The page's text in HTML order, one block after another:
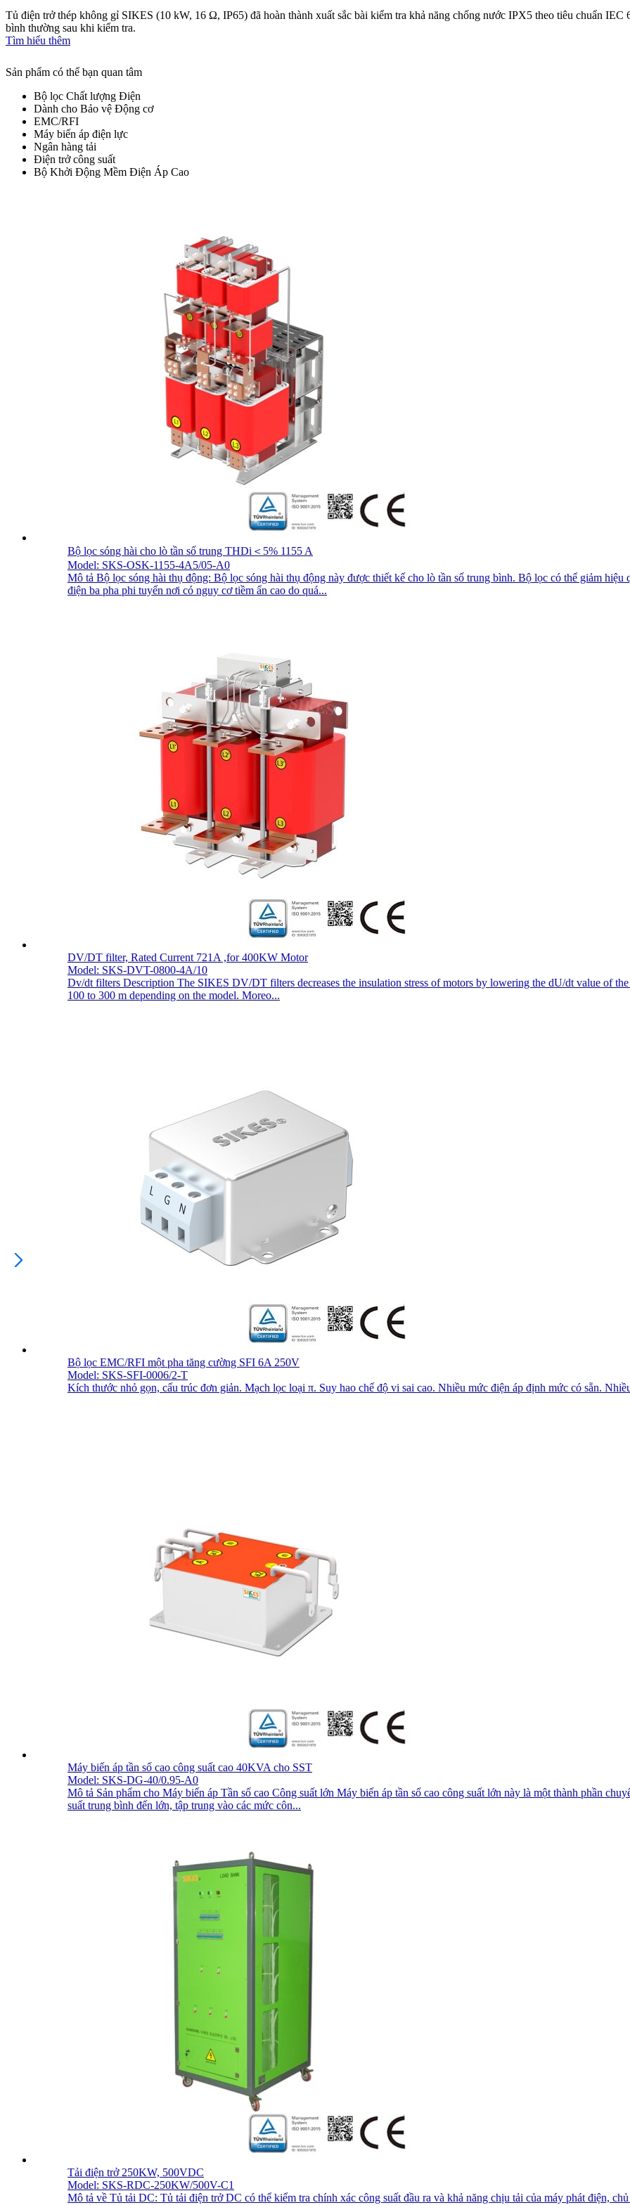
Tủ điện trở thép không gỉ SIKES (10 kW, 16 Ω, IP65) đã hoàn thành xuất sắc bài kiểm tra khả năng chống nước IPX5 theo tiêu chuẩn
bình thường sau khi kiểm tra.
Tìm hiểu thêm
Sản phẩm có thể bạn quan tâm
Bộ lọc Chất lượng Điện
Dành cho Bảo vệ Động cơ
EMC/RFI
Máy biến áp điện lực
Ngân hàng tải
Điện trở công suất
Bộ Khởi Động Mềm Điện Áp Cao
Bộ lọc sóng hài cho lò tần số trung THDi＜5% 1155 A
Model: SKS-OSK-1155-4A5/05-A0
Mô tả Bộ lọc sóng hài thụ động: Bộ lọc sóng hài thụ động này được thiết kế cho lò tần số trung bình. Bộ lọc có thể giảm
điện ba pha phi tuyến nơi có nguy cơ tiềm ẩn cao do quá...
DV/DT filter, Rated Current 721A ,for 400KW Motor
Model: SKS-DVT-0800-4A/10
Dv/dt filters Description The SIKES DV/DT filters decreases the insulation stress of motors by lowering the dU/dt value of
100 to 300 m depending on the model. Moreo...
Bộ lọc EMC/RFI một pha tăng cường SFI 6A 250V
Model: SKS-SFI-0006/2-T
Kích thước nhỏ gọn, cấu trúc đơn giản. Mạch lọc loại π. Suy hao chế độ vi sai cao. Nhiều mức điện áp định mức có sẵn.
Máy biến áp tần số cao công suất cao 40KVA cho SST
Model: SKS-DG-40/0.95-A0
Mô tả Sản phẩm cho Máy biến áp Tần số cao Công suất lớn Máy biến áp tần số cao công suất lớn này là một thành phần
suất trung bình đến lớn, tập trung vào các mức côn...
Tải điện trở 250KW, 500VDC
Model: SKS-RDC-250KW/500V-C1
Mô tả về Tủ tải DC: Tủ tải điện trở DC có thể kiểm tra chính xác công suất đầu ra và khả năng chịu tải của máy phát điện,